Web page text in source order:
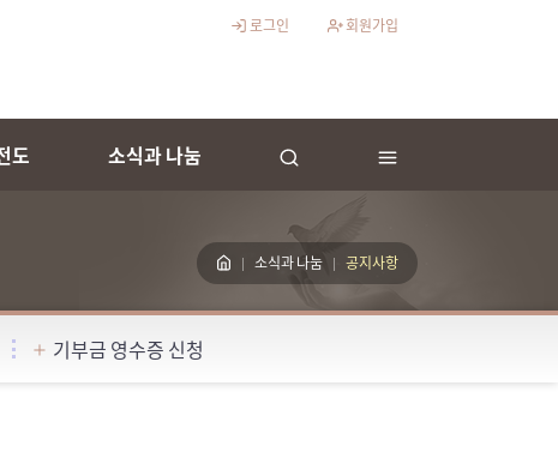
로그인 회원가입
도 소식과 나눔
소식과 나눔 공지사항
기부금 영수증 신청